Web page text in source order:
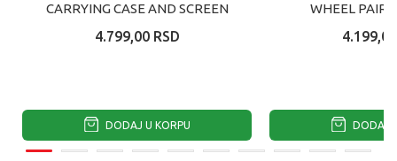
CARRYING CASE AND SCREEN
SWITCH 2
4.799,00 RSD
DODAJ U KORPU
WHEEL PAIR
4.199,00
DODAJ